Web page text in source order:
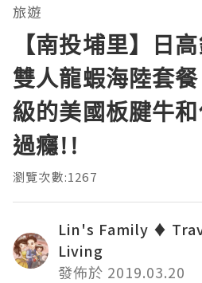
旅遊
【南投埔里】日
雙人龍蝦海陸套
級的美國板腱牛
過癮!!
瀏覽次數:1267
Lin's Family ♦
Living
發佈於 2019.03.20